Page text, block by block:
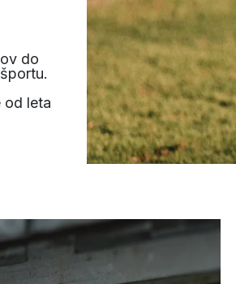
do
od leta